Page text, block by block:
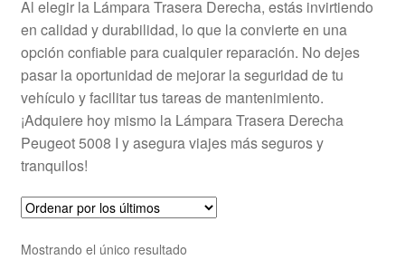
Términos y Condiciones
Transporte
Al elegir la Lámpara Trasera Derecha, estás invirtiendo
en calidad y durabilidad, lo que la convierte en una
opción confiable para cualquier reparación. No dejes
pasar la oportunidad de mejorar la seguridad de tu
vehículo y facilitar tus tareas de mantenimiento.
¡Adquiere hoy mismo la Lámpara Trasera Derecha
Peugeot 5008 I y asegura viajes más seguros y
tranquilos!
Mostrando el único resultado